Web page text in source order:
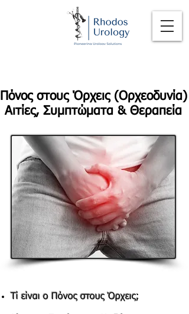
Πόνος στους Όρχεις (Ορχεοδυνία)
Αιτίες, Συμπτώματα & Θεραπεία
Τί είναι ο Πόνος στους Όρχεις;